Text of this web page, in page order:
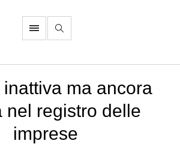
ma ancora
nel registro delle
imprese